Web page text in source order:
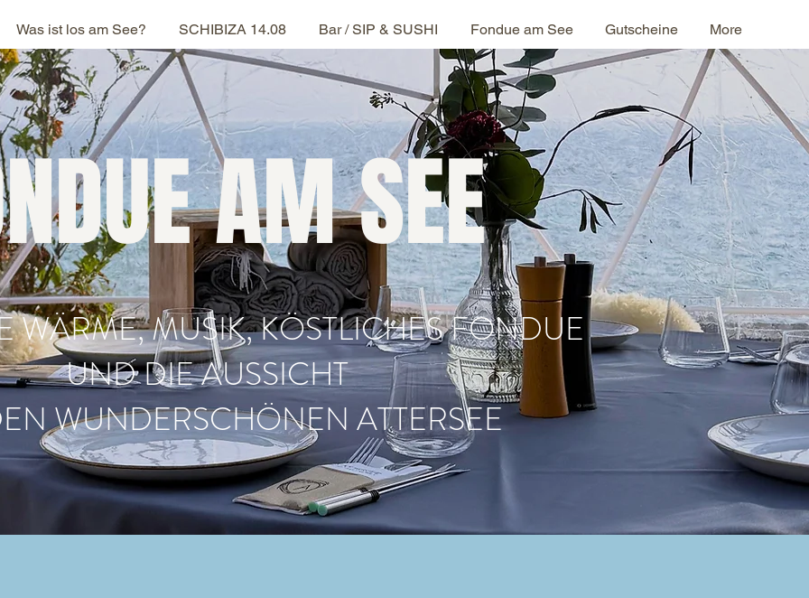
Was ist los am See? SCHIBIZA 14.08 Bar / SIP & SUSHI Fondue am See Gutscheine More
AM SEE
WÄRME, MUSIK, KÖSTLICHES FONDUE
UND DIE AUSSICHT
WUNDERSCHÖNEN ATTERSEE